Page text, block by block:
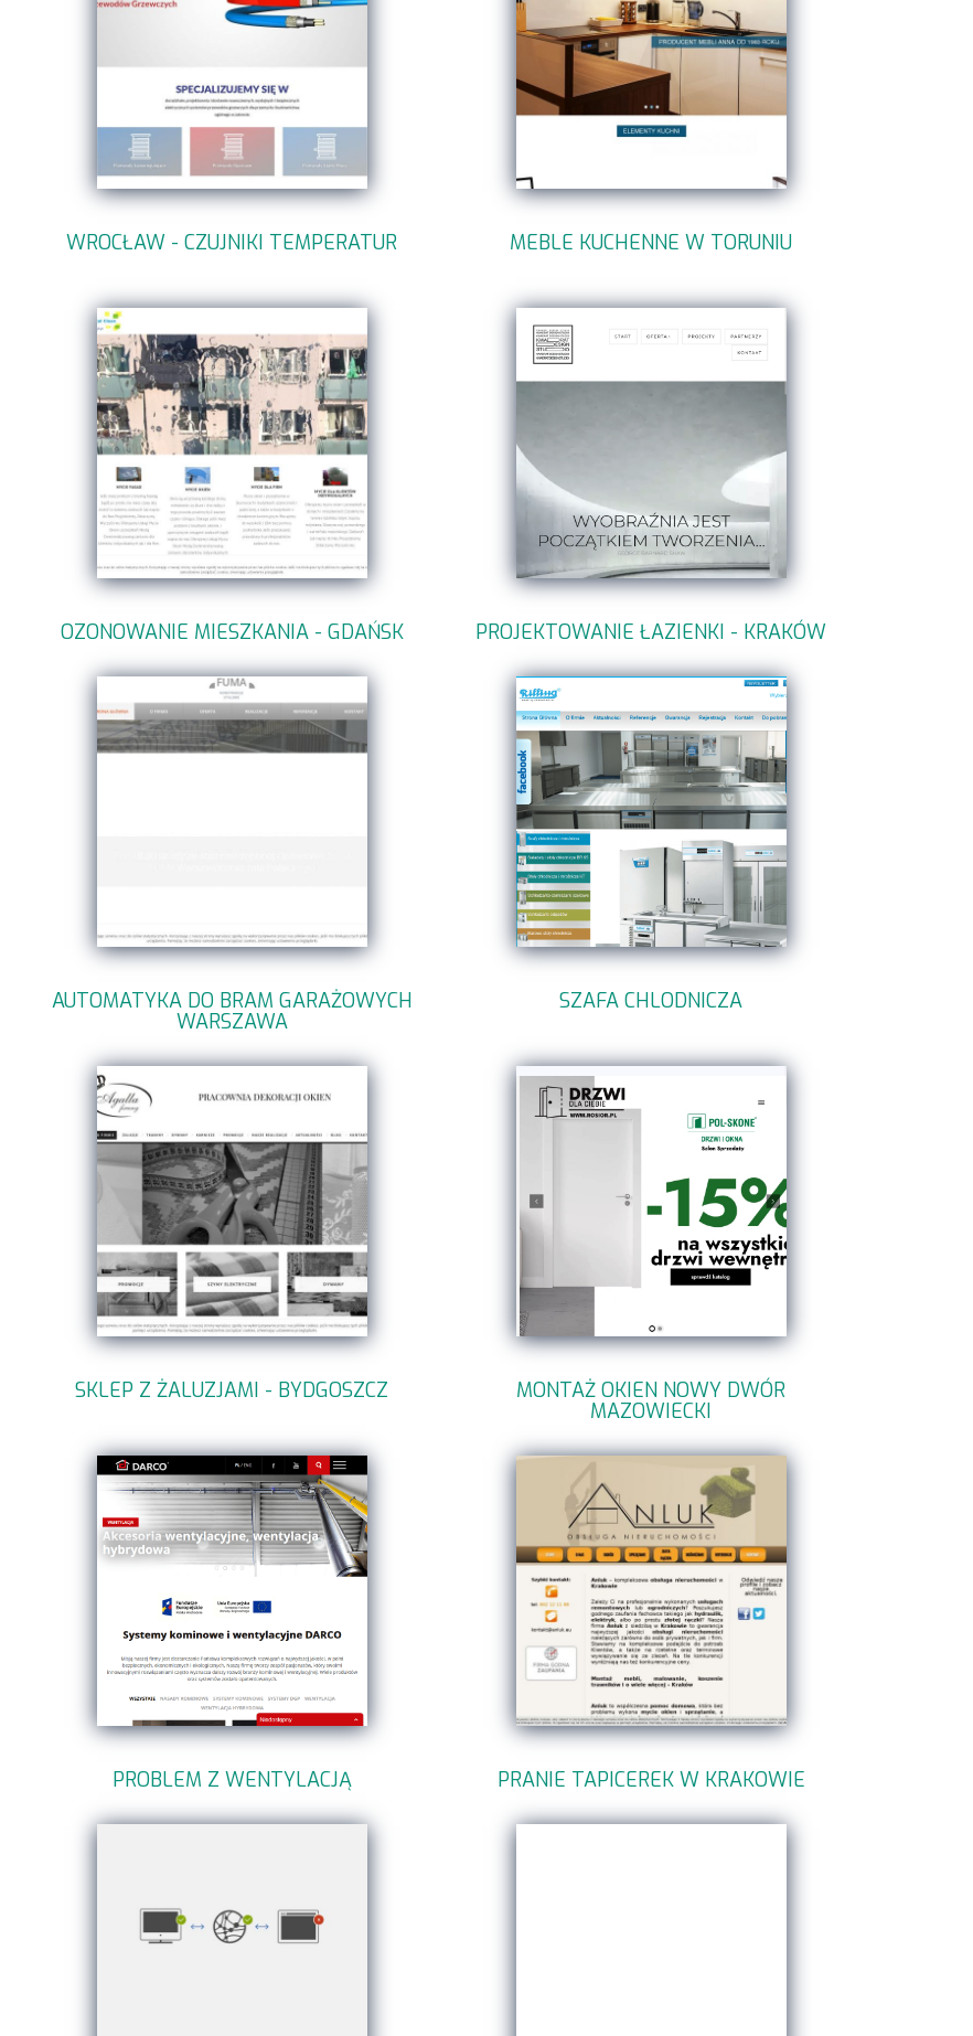
WROCŁAW - CZUJNIKI TEMPERATUR MEBLE KUCHENNE W TORUNIU
OZONOWANIE MIESZKANIA - GDAŃSK PROJEKTOWANIE ŁAZIENKI - KRAKÓW
AUTOMATYKA DO BRAM GARAŻOWYCH
WARSZAWA
SZAFA CHLODNICZA
SKLEP Z ŻALUZJAMI - BYDGOSZCZ MONTAŻ OKIEN NOWY DWÓR
MAZOWIECKI
PROBLEM Z WENTYLACJĄ PRANIE TAPICEREK W KRAKOWIE